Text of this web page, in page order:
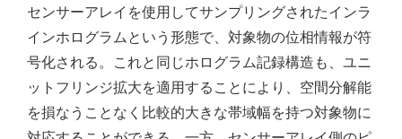
センサーアレイを使用してサンプリングされたインラ
インホログラムという形態で、対象物の位相情報が符
号化される。これと同じホログラム記録構造も、ユニ
ットフリンジ拡大を適用することにより、空間分解能
を損なうことなく比較的大きな帯域幅を持つ対象物に